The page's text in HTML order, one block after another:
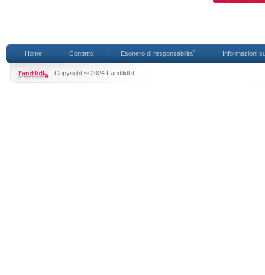
Home Contatto Esonero di responsabilita` Informazioni
Copyright © 2024 Fandilidl.it